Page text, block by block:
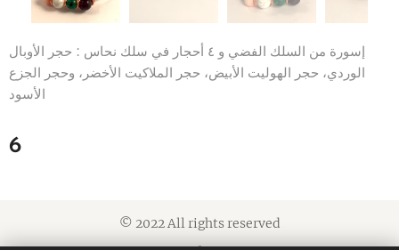
إسورة من السلك الفضي و ٤ أحجار في سلك نحاس : حجر الأوبال
الوردي، حجر الهوليت الأبيض، حجر الملاكيت الأخضر، وحجر الجزع
الأسود
6
© 2022 All rights reserved